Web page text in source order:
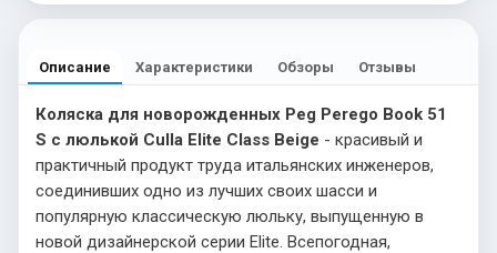
Описание Характеристики Обзоры Отзывы
Коляска для новорожденных Peg Perego Book 51
S с люлькой Culla Elite Class Beige - красивый и
практичный продукт труда итальянских инженеров,
соединивших одно из лучших своих шасси и
популярную классическую люльку, выпущенную в
новой дизайнерской серии Elite. Всепогодная,